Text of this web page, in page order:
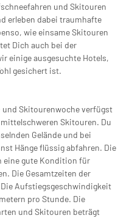
und Skitouren
erleben dabei traumhafte
wie einsame Skitouren
Dich auch bei der
einige ausgesuchte Hotels,
gesichert ist.
Skitourenwoche verfügst
Skitouren. Du
Gelände und bei
Hänge flüssig abfahren. Die
eine gute Kondition für
Die Gesamtzeiten der
Aufstiegsgeschwindigkeit
pro Stunde. Die
und Skitouren beträgt